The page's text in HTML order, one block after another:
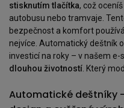
stisknutím tlačítka, což
autobusu nebo tramvaje.
bezpečnost a komfort
nejvíce. Automatický deštník
investicí na roky – v našem e-
dlouhou životností. Který
Automatické deštníky